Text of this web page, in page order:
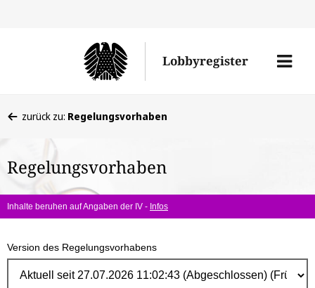
Lobbyregister
Menü
befinden
hier:
zurück zu: Regelungsvorhaben
Regelungsvorhaben
Inhalte beruhen auf Angaben der IV - Infos
Version des Regelungsvorhabens